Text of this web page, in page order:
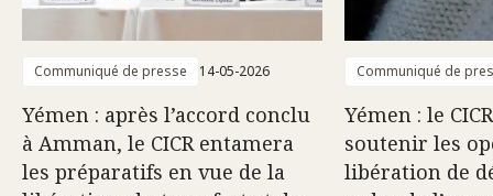
Communiqué de presse 14-05-2026
Yémen : après l’accord conclu
à Amman, le CICR entamera
les préparatifs en vue de la
Communiqué de
Yémen : le
soutenir les
libération de